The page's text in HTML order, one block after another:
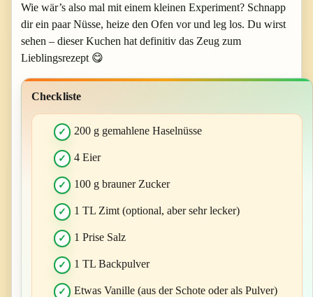
Wie wär’s also mal mit einem kleinen Experiment? Schnapp
dir ein paar Nüsse, heize den Ofen vor und leg los. Du wirst
sehen – dieser Kuchen hat definitiv das Zeug zum
Lieblingsrezept 😋
Checkliste
200 g gemahlene Haselnüsse
4 Eier
100 g brauner Zucker
1 TL Zimt (optional, aber sehr lecker)
1 Prise Salz
1 TL Backpulver
Etwas Vanille (aus der Schote oder als Pulver)